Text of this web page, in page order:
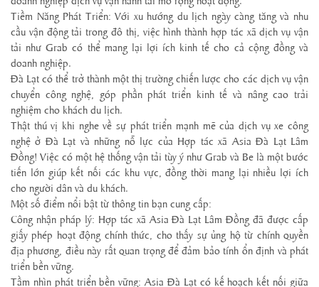
Tiềm Năng Phát Triển: Với xu hướng du lịch ngày càng tăng và nhu
cầu vận động tải trong đô thị, việc hình thành hợp tác xã dịch vụ vận
tải như Grab có thể mang lại lợi ích kinh tế cho cả cộng đồng và
doanh nghiệp.
Đà Lạt có thể trở thành một thị trường chiến lược cho các dịch vụ vận
chuyển công nghệ, góp phần phát triển kinh tế và nâng cao trải
nghiệm cho khách du lịch.
Thật thú vị khi nghe về sự phát triển mạnh mẽ của dịch vụ xe công
nghệ ở Đà Lạt và những nỗ lực của Hợp tác xã Asia Đà Lạt Lâm
Đồng! Việc có một hệ thống vận tải tùy ý như Grab và Be là một bước
tiến lớn giúp kết nối các khu vực, đồng thời mang lại nhiều lợi ích
cho người dân và du khách.
Một số điểm nổi bật từ thông tin bạn cung cấp:
Công nhận pháp lý: Hợp tác xã Asia Đà Lạt Lâm Đồng đã được cấp
giấy phép hoạt động chính thức, cho thấy sự ủng hộ từ chính quyền
địa phương, điều này rất quan trọng để đảm bảo tính ổn định và phát
triển bền vững.
Tầm nhìn phát triển bền vững: Asia Đà Lạt có kế hoạch kết nối giữa